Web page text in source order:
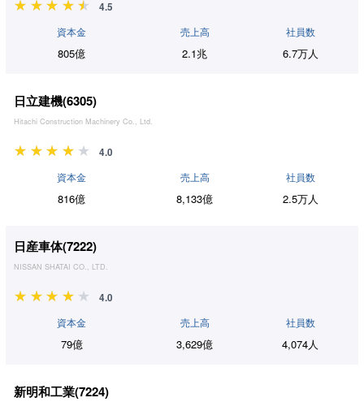
4.5
資本金
805億
売上高
2.1兆
社員数
6.7万人
日立建機(6305)
Hitachi Construction Machinery Co., Ltd.
4.0
資本金
816億
売上高
8,133億
社員数
2.5万人
日産車体(7222)
NISSAN SHATAI CO., LTD.
4.0
資本金
79億
売上高
3,629億
社員数
4,074人
新明和工業(7224)